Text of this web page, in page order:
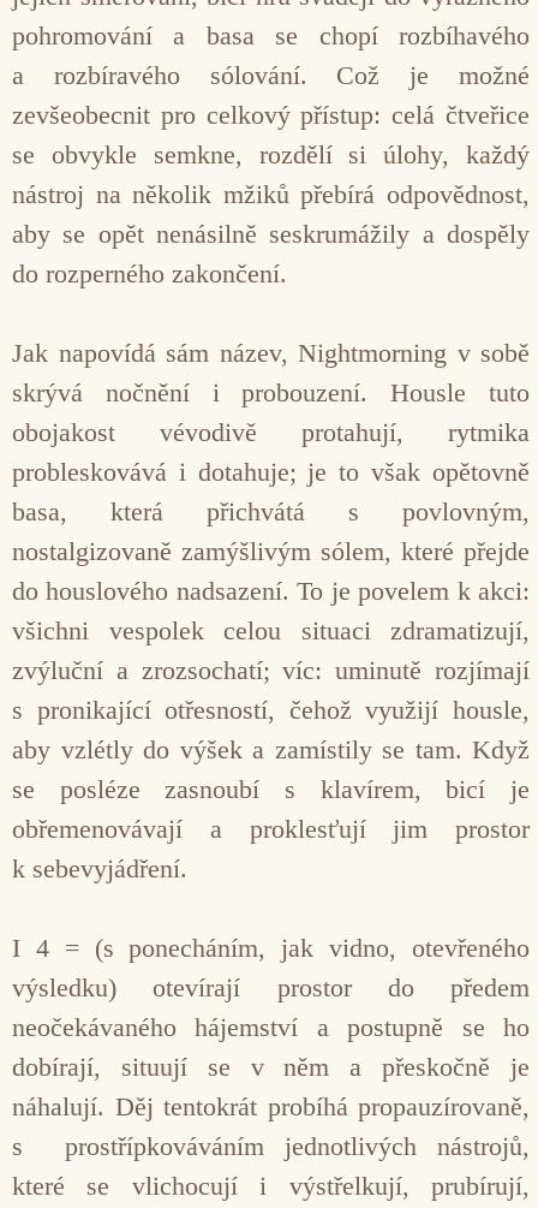
pohromování a basa se chopí rozbíhavého
a rozbíravého sólování. Což je možné
zevšeobecnit pro celkový přístup: celá čtveřice
se obvykle semkne, rozdělí si úlohy, každý
nástroj na několik mžiků přebírá odpovědnost,
aby se opět nenásilně seskrumážily a dospěly
do rozperného zakončení.
Jak napovídá sám název, Nightmorning v sobě
skrývá nočnění i probouzení. Housle tuto
obojakost vévodivě protahují, rytmika
probleskovává i dotahuje; je to však opětovně
basa, která přichvátá s povlovným,
nostalgizovaně zamýšlivým sólem, které přejde
do houslového nadsazení. To je povelem k akci:
všichni vespolek celou situaci zdramatizují,
zvýluční a zrozsochatí; víc: uminutě rozjímají
s pronikající otřesností, čehož využijí housle,
aby vzlétly do výšek a zamístily se tam. Když
se posléze zasnoubí s klavírem, bicí je
obřemenovávají a proklesťují jim prostor
k sebevyjádření.
I 4 = (s ponecháním, jak vidno, otevřeného
výsledku) otevírají prostor do předem
neočekávaného hájemství a postupně se ho
dobírají, situují se v něm a přeskočně je
náhalují. Děj tentokrát probíhá propauzírovaně,
s prostřípkováváním jednotlivých nástrojů,
které se vlichocují i výstřelkují, prubírují,